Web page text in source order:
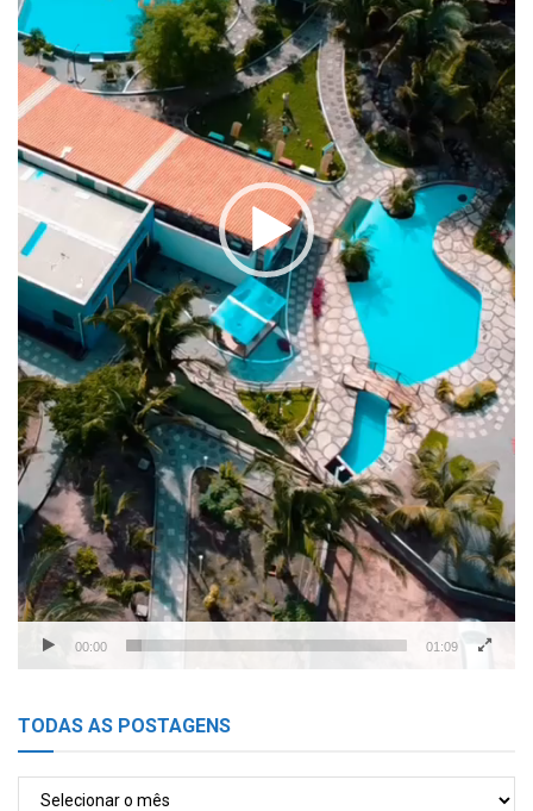
00:00 01:09
TODAS AS POSTAGENS